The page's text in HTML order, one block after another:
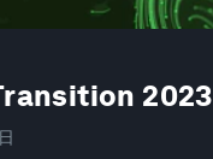
2023